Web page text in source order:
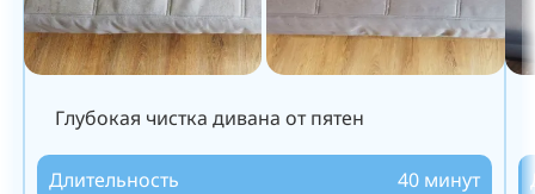
Глубокая чистка дивана от пятен
Длительность 40 минут